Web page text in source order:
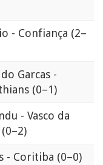
- Confiança (2–
Garcas -
(0–1)
- Vasco da
(0–2)
- Coritiba (0–0)